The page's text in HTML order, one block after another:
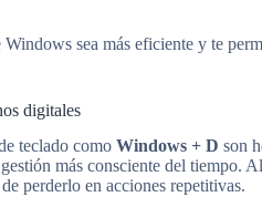
sea más eficiente y te
digitales
teclado como Windows + D son
más consciente del tiempo.
perderlo en acciones repetitivas.